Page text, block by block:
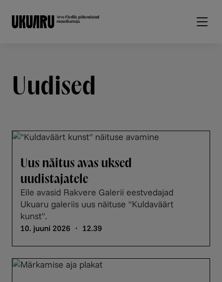
Uudised
Uus näitus avas uksed
uudistajatele
Eile avasid Rakvere Galerii eestvedajad
Ukuaru galeriis uus näituse "Kuldaväärt
kunst".
10. juuni 2026 ・ 12.39